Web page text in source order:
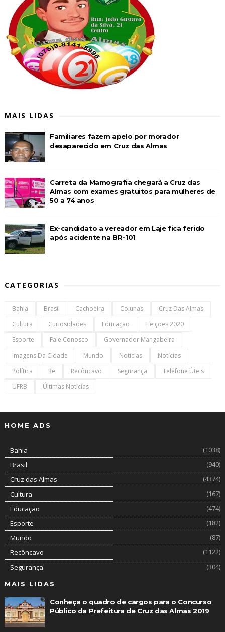
MAIS LIDAS
Familiares fazem apelo por morador
desaparecido em Cruz das Almas
Carreta da Mamografia chegará a Cruz das
Almas com exames gratuitos para mulheres de
50 a 74 anos
Ex-candidato a vereador em Laje fica ferido
após acidente na BR-101
CATEGORIAS
Bahia Brasil Cachoeira Colunas
Cruz Das Almas
Cultura
Curiosidades Educação
Eleições 2020
Esporte
Fale Conosco
Governador Mangabeira
Imagens Da Cidade
Mundo Noticias
Notícias
Política
Re Recôncavo Segurança
Telefone Úteis
UFRB
Últimas Notícias
HOME ADS
Bahia
(1038)
Brasil
(940)
Cruz das Almas
(4374)
Cultura
(167)
Educação
(474)
Esporte
(182)
Mundo
(87)
Recôncavo
(1122)
Segurança
(304)
MAIS LIDAS
Conheça o quadro de cargos para o Concurso
Público da Prefeitura de Cruz das Almas 2019